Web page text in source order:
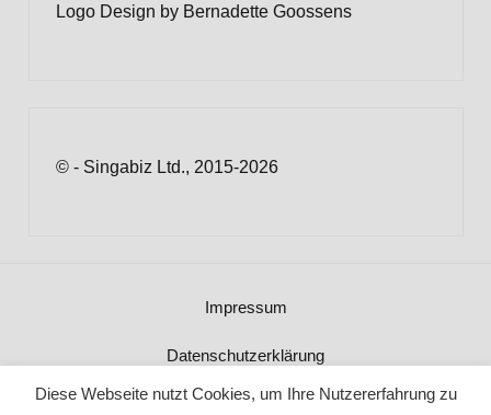
Logo Design by Bernadette Goossens
© - Singabiz Ltd., 2015-2026
Impressum
Datenschutzerklärung
AGB
Diese Webseite nutzt Cookies, um Ihre Nutzererfahrung zu